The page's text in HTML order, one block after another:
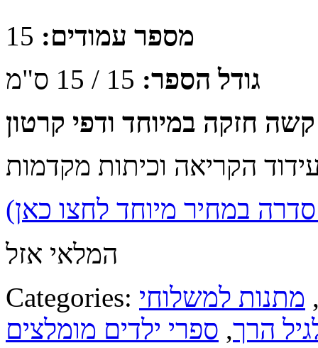
מספר עמודים:
גודל הספר:
חזקה במיוחד ודפי קרטון
הקריאה וכיתות מקדמות
המלאי אזל
Categories: מתנות למשלוחי
הרך, ספרי ילדים מומלצים